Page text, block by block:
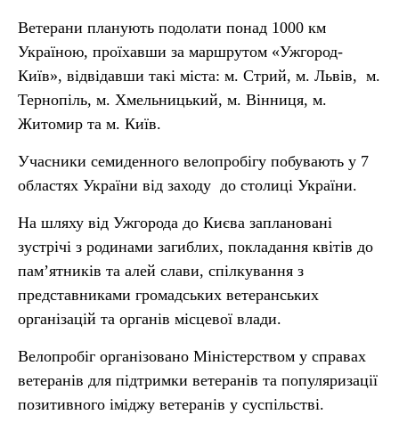
Ветерани планують подолати понад 1000 км
Україною, проїхавши за маршрутом «Ужгород-
Київ», відвідавши такі міста: м. Стрий, м. Львів, м.
Тернопіль, м. Хмельницький, м. Вінниця, м.
Житомир та м. Київ.
Учасники семиденного велопробігу побувають у 7
областях України від заходу до столиці України.
На шляху від Ужгорода до Києва заплановані
зустрічі з родинами загиблих, покладання квітів до
пам’ятників та алей слави, спілкування з
представниками громадських ветеранських
організацій та органів місцевої влади.
Велопробіг організовано Міністерством у справах
ветеранів для підтримки ветеранів та популяризації
позитивного іміджу ветеранів у суспільстві.